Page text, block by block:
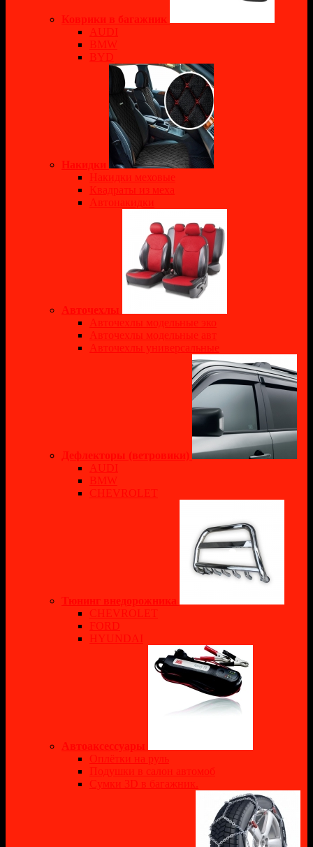
Коврики в багажник
AUDI
BMW
BYD
Накидки
Накидки меховые
Квадраты из меха
Автонакидки
Авточехлы
Авточехлы модельные эко
Авточехлы модельные авт
Авточехлы универсальные
Дефлекторы (ветровики)
AUDI
BMW
CHEVROLET
Тюнинг внедорожника
CHEVROLET
FORD
HYUNDAI
Автоаксессуары
Оплётки на руль
Подушки в салон автомоб
Сумки 3D в багажник.